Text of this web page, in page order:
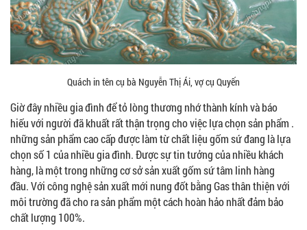
Quách in tên cụ bà Nguyễn Thị Ái, vợ cụ Quyến
Giờ đây nhiều gia đình để tỏ lòng thương nhớ thành kính và báo
hiếu với người đã khuất rất thận trọng cho việc lựa chọn sản phẩm .
những sản phẩm cao cấp được làm từ chất liệu gốm sứ đang là lựa
chọn số 1 của nhiều gia đình. Được sự tin tưởng của nhiều khách
hàng, là một trong những cơ sở sản xuất gốm sứ tâm linh hàng
đầu. Với công nghệ sản xuất mới nung đốt bằng Gas thân thiện với
môi trường đã cho ra sản phẩm một cách hoàn hảo nhất đảm bảo
chất lượng 100%.